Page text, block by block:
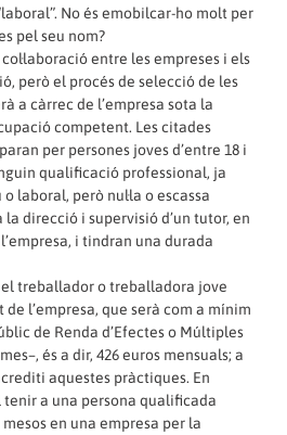
No és emobilcar-ho molt per
pel seu nom?
entre les empreses i els
però el procés de selecció de les
a càrrec de l’empresa sota la
competent. Les citades
per persones joves d’entre 18 i
qualificació professional, ja
laboral, però nul·la o escassa
direcció i supervisió d’un tutor, en
i tindran una durada
treballador o treballadora jove
l’empresa, que serà com a mínim
de Renda d’Efectes o Múltiples
és a dir, 426 euros mensuals; a
aquestes pràctiques. En
a una persona qualificada
en una empresa per la